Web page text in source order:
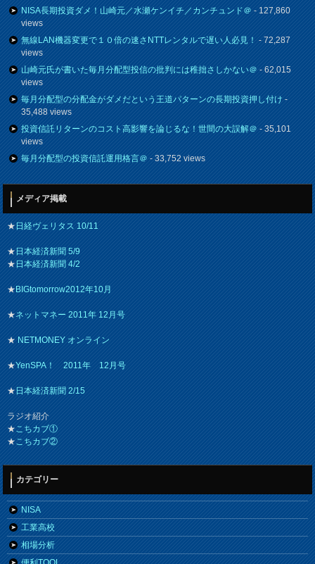
NISA長期投資ダメ！山崎元／水瀬ケンイチ／カンチュンド＠- 127,860
views
無線LAN機器変更で１０倍の速さNTTレンタルで遅い人必見！- 72,287
views
山崎元氏が書いた毎月分配型投信の批判には稚拙さしかない＠- 62,015
views
毎月分配型の分配金がダメだという王道パターンの長期投資押し付け-
35,488 views
投資信託リターンのコスト高影響を論じるな！世間の大誤解＠- 35,101
views
毎月分配型の投資信託運用格言＠- 33,752 views
メディア掲載
★日経ヴェリタス 10/11
★日本経済新聞 5/9
★日本経済新聞 4/2
★BIGtomorrow2012年10月
★ネットマネー 2011年 12月号
★NETMONEY オンライン
★YenSPA！ 2011年 12月号
★日本経済新聞 2/15
ラジオ紹介
★こちカブ①
★こちカブ②
カテゴリー
NISA
工業高校
相場分析